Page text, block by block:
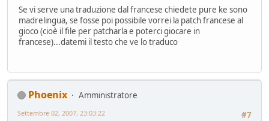
Se vi serve una traduzione dal francese chiedete pure ke sono
madrelingua, se fosse poi possibile vorrei la patch francese al
gioco (cioè il file per patcharla e poterci giocare in
francese)...datemi il testo che ve lo traduco
Phoenix
Amministratore
#7
Settembre 02, 2007, 23:03:22